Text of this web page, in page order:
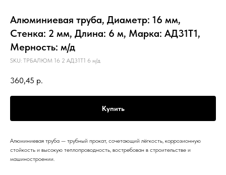
Алюминиевая труба, Диаметр: 16 мм,
Стенка: 2 мм, Длина: 6 м, Марка: АД31Т1,
Мерность: м/д
SKU: ТРБАЛЮМ 16 2 АД31Т1 6 м/д
360,45 р.
Купить
Алюминиевая труба — трубный прокат, сочетающий лёгкость, коррозионную
стойкость и высокую теплопроводность, востребован в строительстве и
машиностроении.